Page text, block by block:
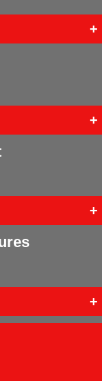
+
+
+
+